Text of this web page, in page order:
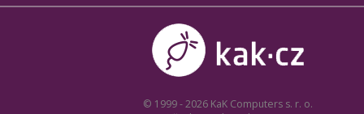
© 1999 - 2026 KaK Computers s. r. o.